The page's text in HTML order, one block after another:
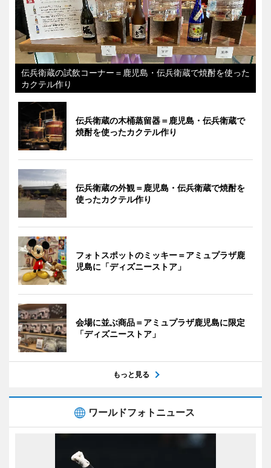
伝兵衛蔵の試飲コーナー＝鹿児島・伝兵衛蔵で焼酎を使った
カクテル作り
伝兵衛蔵の木桶蒸留器＝鹿児島・伝兵衛蔵で
焼酎を使ったカクテル作り
伝兵衛蔵の外観＝鹿児島・伝兵衛蔵で焼酎を
使ったカクテル作り
フォトスポットのミッキー＝アミュプラザ鹿
児島に「ディズニーストア」
会場に並ぶ商品＝アミュプラザ鹿児島に限定
「ディズニーストア」
もっと見る
ワールドフォトニュース